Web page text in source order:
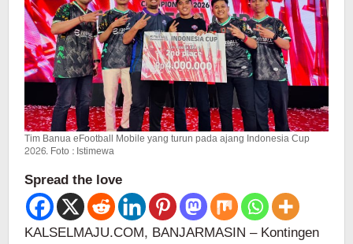
Tim Banua eFootball Mobile yang turun pada ajang Indonesia Cup
2026. Foto : Istimewa
Spread the love
KALSELMAJU.COM, BANJARMASIN – Kontingen